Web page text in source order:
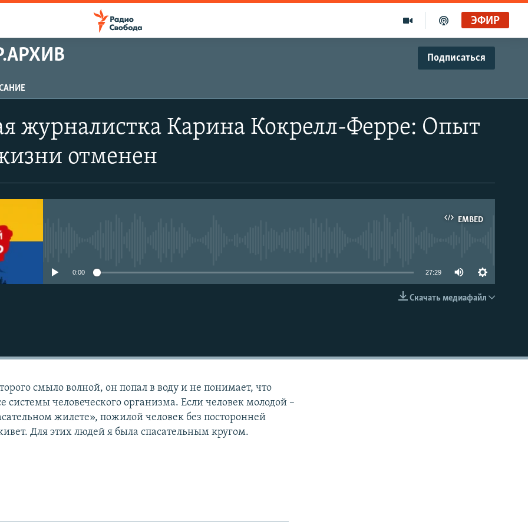
ЭФИР
Подписаться
журналистка Карина Кокрелл-Ферре: Опыт
отменен
EMBED
EMBED
0:00 27:29
Скачать медиафайл
смыло волной, он попал в воду и не понимает, что
системы человеческого организма. Если человек молодой –
жилете», пожилой человек без посторонней
Для этих людей я была спасательным кругом.